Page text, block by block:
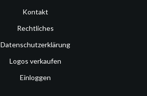
Kontakt
Rechtliches
Datenschutzerklärung
Logos verkaufen
Einloggen